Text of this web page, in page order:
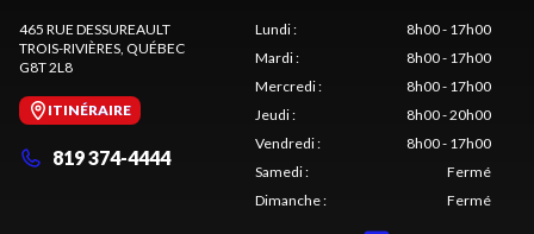
465 RUE DESSUREAULT
TROIS-RIVIÈRES, QUÉBEC
G8T 2L8
ITINÉRAIRE
819 374-4444
Lundi:
8h00 - 17h00
Mardi:
8h00 - 17h00
Mercredi:
8h00 - 17h00
Jeudi:
8h00 - 20h00
Vendredi:
8h00 - 17h00
Samedi:
Fermé
Dimanche: Fermé